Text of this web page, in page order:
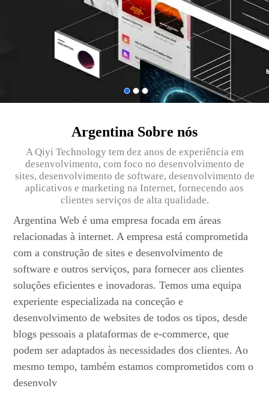
Argentina Sobre nós
A Qiyi Technology tem dez anos de experiência em
desenvolvimento, com foco no desenvolvimento de
sites, desenvolvimento de software, desenvolvimento de
aplicativos e marketing na Internet, fornecendo aos
clientes serviços de alta qualidade.
Argentina Web é uma empresa focada em áreas
relacionadas à internet. A empresa está comprometida
com a construção de sites e desenvolvimento de
software e outros serviços, para fornecer aos clientes
soluções eficientes e inovadoras. Temos uma equipa
experiente especializada na conceção e
desenvolvimento de websites de todos os tipos, desde
blogs pessoais a plataformas de e-commerce, que
podem ser adaptados às necessidades dos clientes. Ao
mesmo tempo, também estamos comprometidos com o
desenvolv